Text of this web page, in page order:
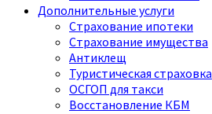
Дополнительные услуги
Страхование ипотеки
Страхование имущества
Антиклещ
Туристическая страховка
ОСГОП для такси
Восстановление КБМ